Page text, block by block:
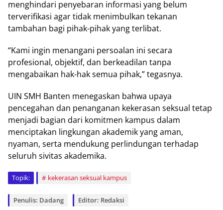
menghindari penyebaran informasi yang belum
terverifikasi agar tidak menimbulkan tekanan
tambahan bagi pihak-pihak yang terlibat.
“Kami ingin menangani persoalan ini secara
profesional, objektif, dan berkeadilan tanpa
mengabaikan hak-hak semua pihak,” tegasnya.
UIN SMH Banten menegaskan bahwa upaya
pencegahan dan penanganan kekerasan seksual tetap
menjadi bagian dari komitmen kampus dalam
menciptakan lingkungan akademik yang aman,
nyaman, serta mendukung perlindungan terhadap
seluruh sivitas akademika.
Topik: kekerasan seksual kampus
Penulis: Dadang Editor: Redaksi